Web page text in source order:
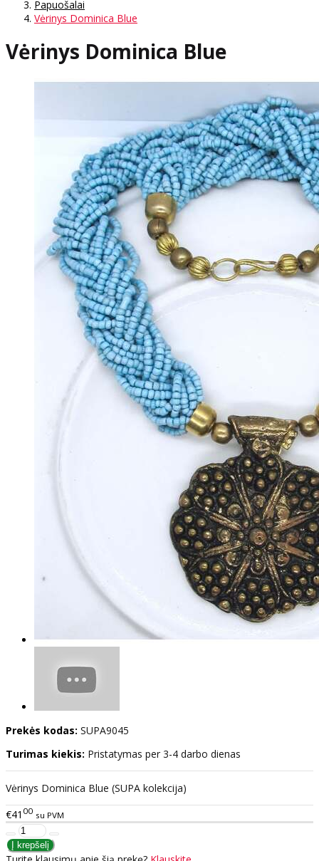
Papuošalai
Vėrinys Dominica Blue
Vėrinys Dominica Blue
Prekės kodas: SUPA9045
Turimas kiekis: Pristatymas per 3-4 darbo dienas
Vėrinys Dominica Blue (SUPA kolekcija)
€41 00 su PVM